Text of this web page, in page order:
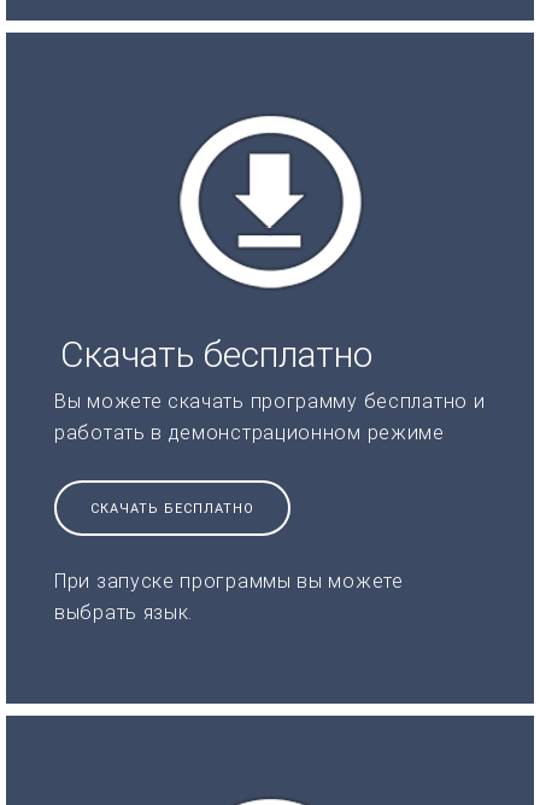
Скачать бесплатно
Вы можете скачать программу бесплатно и
работать в демонстрационном режиме
СКАЧАТЬ БЕСПЛАТНО
При запуске программы вы можете
выбрать язык.